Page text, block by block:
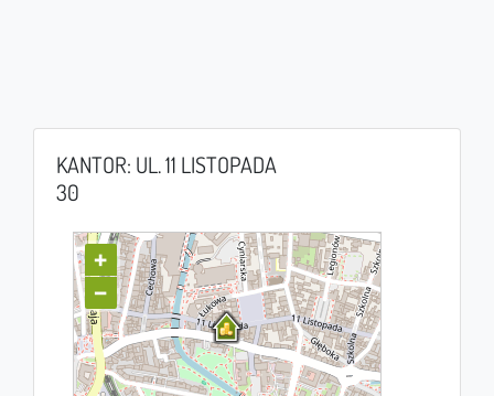
KANTOR: UL. 11 LISTOPADA
30
+
−